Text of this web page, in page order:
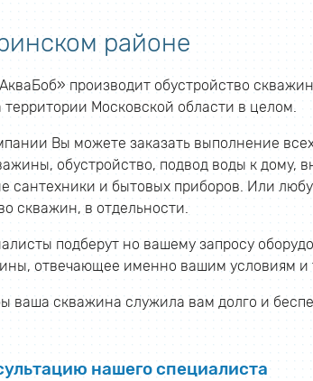
районе
производит обустройство
территории Московской области в целом.
Вы можете заказать выполнение
обустройство, подвод воды к дому,
сантехники и бытовых приборов. Или
скважин, в отдельности.
подберут но вашему запросу
отвечающее именно вашим условиям и
ваша скважина служила вам долго и
нашего специалиста